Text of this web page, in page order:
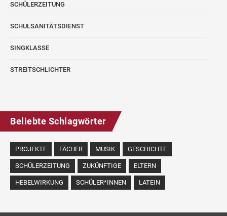
SCHÜLERZEITUNG
SCHULSANITÄTSDIENST
SINGKLASSE
STREITSCHLICHTER
Beliebte Schlagwörter
PROJEKTE FÄCHER MUSIK GESCHICHTE
SCHÜLERZEITUNG ZUKÜNFTIGE ELTERN
HEBELWIRKUNG SCHÜLER*INNEN LATEIN